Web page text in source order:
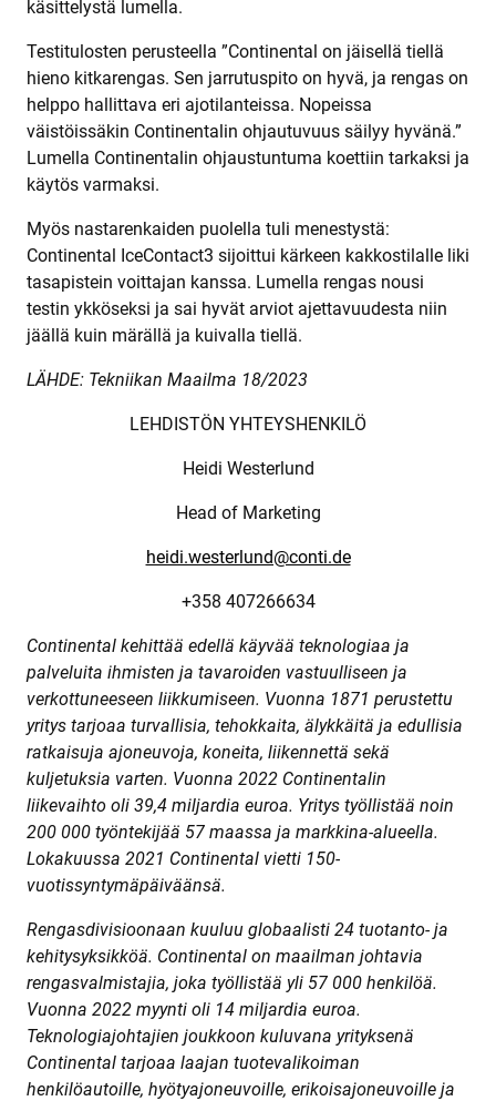
käsittelystä lumella.
Testitulosten perusteella ”Continental on jäisellä tiellä
hieno kitkarengas. Sen jarrutuspito on hyvä, ja rengas on
helppo hallittava eri ajotilanteissa. Nopeissa
väistöissäkin Continentalin ohjautuvuus säilyy hyvänä.”
Lumella Continentalin ohjaustuntuma koettiin tarkaksi ja
käytös varmaksi.
Myös nastarenkaiden puolella tuli menestystä:
Continental IceContact3 sijoittui kärkeen kakkostilalle liki
tasapistein voittajan kanssa. Lumella rengas nousi
testin ykköseksi ja sai hyvät arviot ajettavuudesta niin
jäällä kuin märällä ja kuivalla tiellä.
LÄHDE: Tekniikan Maailma 18/2023
LEHDISTÖN YHTEYSHENKILÖ
Heidi Westerlund
Head of Marketing
heidi.westerlund@conti.de
+358 407266634
Continental kehittää edellä käyvää teknologiaa ja
palveluita ihmisten ja tavaroiden vastuulliseen ja
verkottuneeseen liikkumiseen. Vuonna 1871 perustettu
yritys tarjoaa turvallisia, tehokkaita, älykkäitä ja edullisia
ratkaisuja ajoneuvoja, koneita, liikennettä sekä
kuljetuksia varten. Vuonna 2022 Continentalin
liikevaihto oli 39,4 miljardia euroa. Yritys työllistää noin
200 000 työntekijää 57 maassa ja markkina-alueella.
Lokakuussa 2021 Continental vietti 150-
vuotissyntymäpäiväänsä.
Rengasdivisioonaan kuuluu globaalisti 24 tuotanto- ja
kehitysyksikköä. Continental on maailman johtavia
rengasvalmistajia, joka työllistää yli 57 000 henkilöä.
Vuonna 2022 myynti oli 14 miljardia euroa.
Teknologiajohtajien joukkoon kuluvana yrityksenä
Continental tarjoaa laajan tuotevalikoiman
henkilöautoille, hyötyajoneuvoille, erikoisajoneuvoille ja